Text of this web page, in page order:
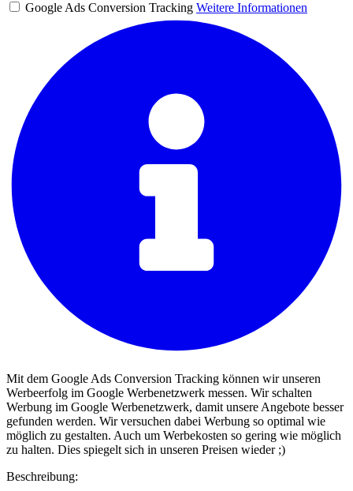
Google Ads Conversion Tracking Weitere Informationen
Mit dem Google Ads Conversion Tracking können wir unseren
Werbeerfolg im Google Werbenetzwerk messen. Wir schalten
Werbung im Google Werbenetzwerk, damit unsere Angebote besser
gefunden werden. Wir versuchen dabei Werbung so optimal wie
möglich zu gestalten. Auch um Werbekosten so gering wie möglich
zu halten. Dies spiegelt sich in unseren Preisen wieder ;)
Beschreibung: